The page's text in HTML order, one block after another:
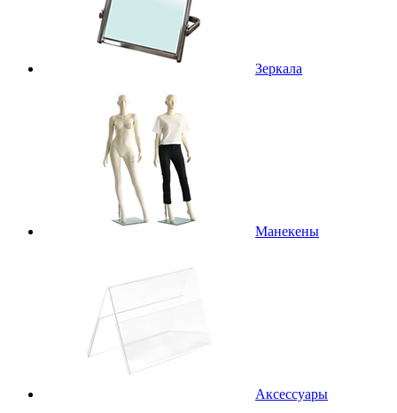
Зеркала
Манекены
Аксессуары